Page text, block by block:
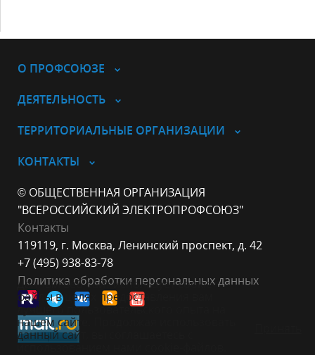
О ПРОФСОЮЗЕ
ДЕЯТЕЛЬНОСТЬ
ТЕРРИТОРИАЛЬНЫЕ ОРГАНИЗАЦИИ
КОНТАКТЫ
© ОБЩЕСТВЕННАЯ ОРГАНИЗАЦИЯ
"ВСЕРОССИЙСКИЙ ЭЛЕКТРОПРОФСОЮЗ"
Контакты
119119, г. Москва, Ленинский проспект, д. 42
+7 (495) 938-83-78
Политика обработки персональных данных
Данный веб-сайт использует cookie-
файлы в целях предоставления вам
лучшего пользовательского опыта на
нашем сайте. Продолжая использовать
данный сайт, вы соглашаетесь с
использованием нами cookie-файлов.